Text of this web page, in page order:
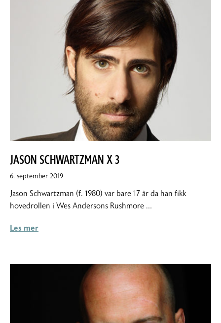
JASON SCHWARTZMAN X 3
6. september 20196.
2019
Jason Schwartzman (f. 1980) var bare 17 år da han fikk
hovedrollen i Wes Andersons Rushmore …
Les mer